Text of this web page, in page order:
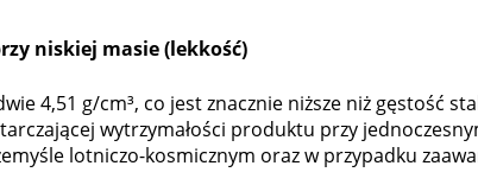
niskiej masie (lekkość)
4,51 g/cm³, co jest znacznie niższe niż gęstość
wytrzymałości produktu przy
lotniczo-kosmicznym oraz w przypadku